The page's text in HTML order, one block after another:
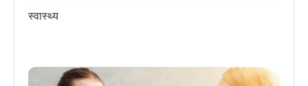
स्वास्थ्य